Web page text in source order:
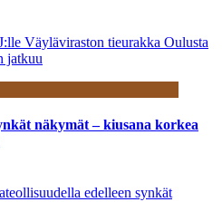
Väyläviraston tieurakka Oulusta
jatkuu
näkymät – kiusana korkea
edelleen synkät